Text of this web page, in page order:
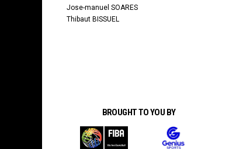
Jose-manuel SOARES
Thibaut BISSUEL
BROUGHT TO YOU BY